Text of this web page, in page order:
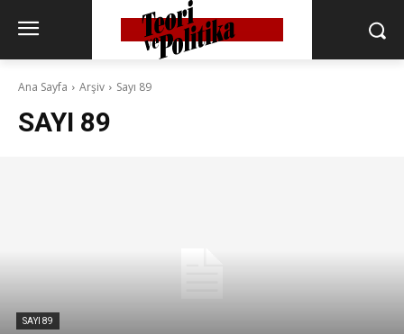
Ana Sayfa Arşiv Sayı 89
SAYI 89
SAYI 89